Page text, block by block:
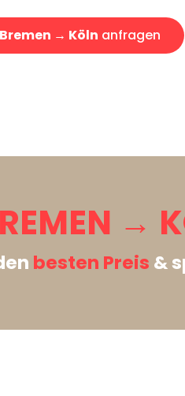
Bremen → Köln anfragen
→
besten Preis &